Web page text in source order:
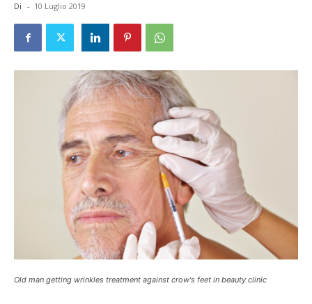
Di - 10 Luglio 2019
Old man getting wrinkles treatment against crow's feet in beauty clinic